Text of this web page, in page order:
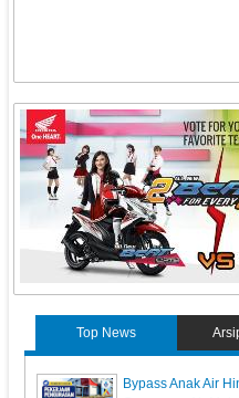
Top News
Bypass Anak Air